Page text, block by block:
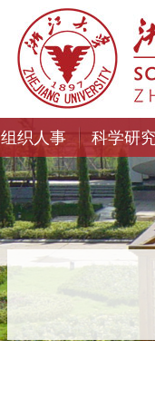
组织人事 科学研